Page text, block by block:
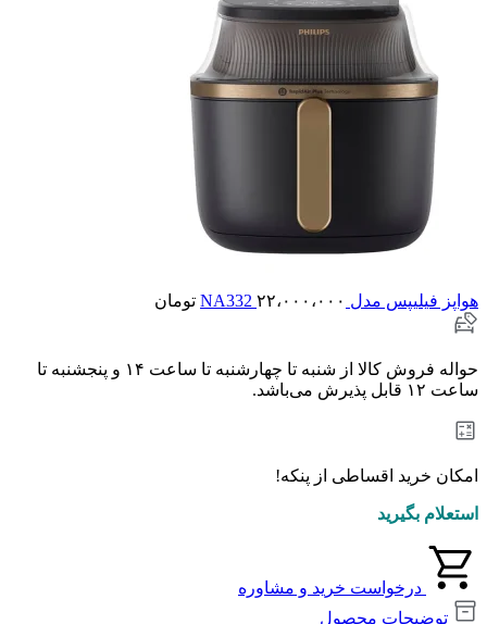
هواپز فیلیپس مدل NA332 ۲۲،۰۰۰،۰۰۰ تومان
حواله فروش کالا از شنبه تا چهارشنبه تا ساعت ۱۴ و پنجشنبه تا
ساعت ۱۲ قابل پذیرش می‌باشد.
امکان خرید اقساطی از پنکه!
استعلام بگیرید
درخواست خرید و مشاوره
توضیحات محصول